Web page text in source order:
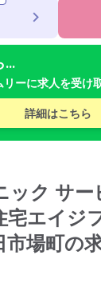
...
ーに求人を受け
詳細はこちら
ック サー
宅エイジ
市場町の